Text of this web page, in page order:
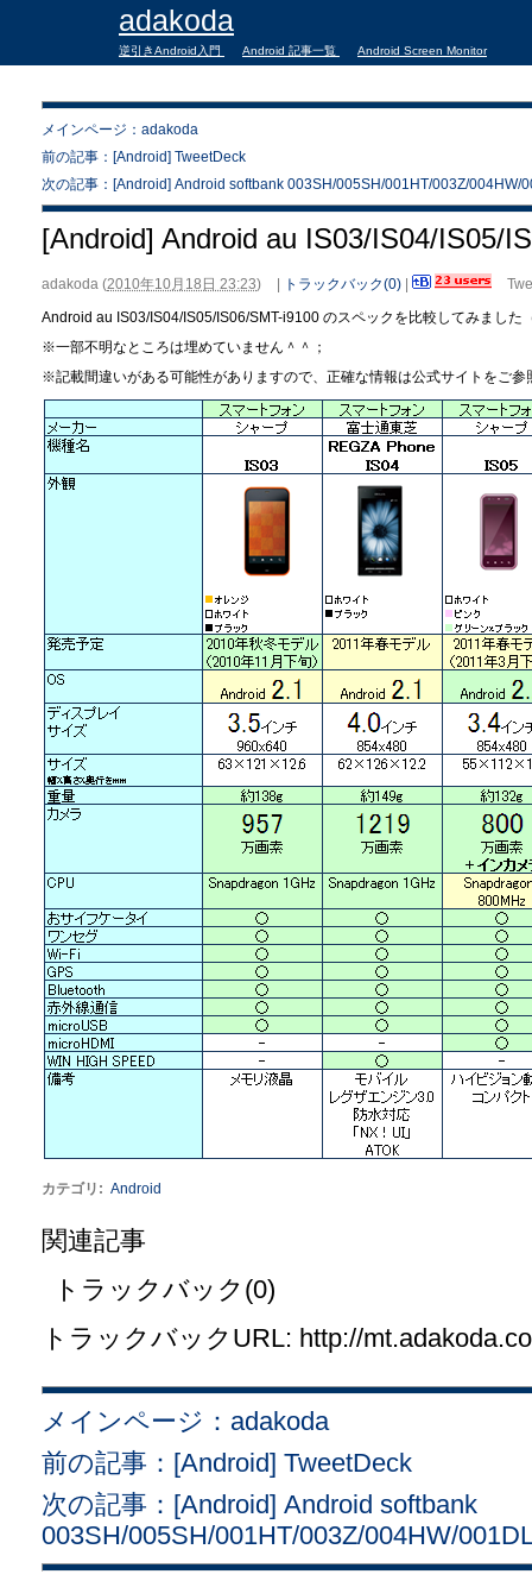
adakoda
逆引きAndroid入門 Android 記事一覧 Android Screen Monitor
メインページ：adakoda
前の記事：[Android] TweetDeck
次の記事：[Android] Android softbank 003SH/005SH/001HT/003Z/004HW/
[Android] Android au IS03/IS04/IS05/
adakoda (2010年10月18日 23:23) トラックバック(0)
Android au IS03/IS04/IS05/IS06/SMT-i9100 のスペックを比較してみました
※一部不明なところは埋めていません＾＾；
※記載間違いがある可能性がありますので、正確な情報は公式サイトをご参
カテゴリ : Android
関連記事
トラックバック(0)
トラックバックURL: http://
メインページ：adakoda
前の記事：[Android] TweetDeck
次の記事：[Android] Android softbank
003SH/005SH/001HT/003Z/004HW/